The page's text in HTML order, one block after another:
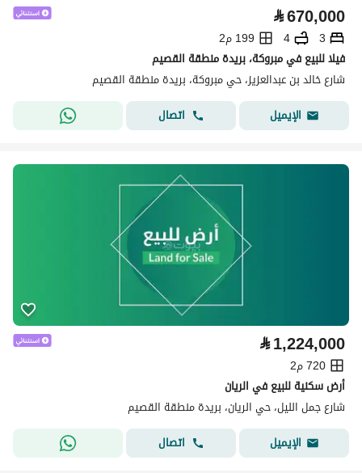
⃁670,000
3
4
199 م2
فيلا للبيع في مبروكة، بريدة منطقة القصيم
شارع خالد بن عبدالعزيز، حي مبروكة، بريدة منطقة القصيم
الإيميل
اتصال
⃁1,224,000
720 م2
أرض سكنية للبيع في الريان
شارع جمل الليل، حي الريان، بريدة منطقة القصيم
الإيميل
اتصال